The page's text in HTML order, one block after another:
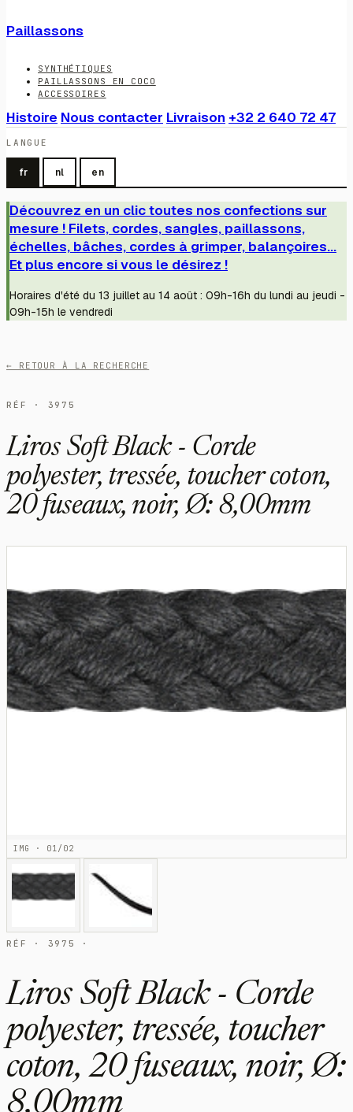
Paillassons
SYNTHÉTIQUES
PAILLASSONS EN COCO
ACCESSOIRES
Histoire Nous contacter Livraison +32 2 640 72 47
LANGUE
fr nl en
Découvrez en un clic toutes nos confections sur
mesure ! Filets, cordes, sangles, paillassons,
échelles, bâches, cordes à grimper, balançoires...
Et plus encore si vous le désirez !
Horaires d'été du 13 juillet au 14 août : 09h-16h du lundi au jeudi -
09h-15h le vendredi
← RETOUR À LA RECHERCHE
RÉF · 3975
Liros Soft Black - Corde
polyester, tressée, toucher coton,
20 fuseaux, noir, Ø: 8,00mm
IMG · 01/02
RÉF · 3975 ·
Liros Soft Black - Corde
polyester, tressée, toucher
coton, 20 fuseaux, noir, Ø:
8,00mm